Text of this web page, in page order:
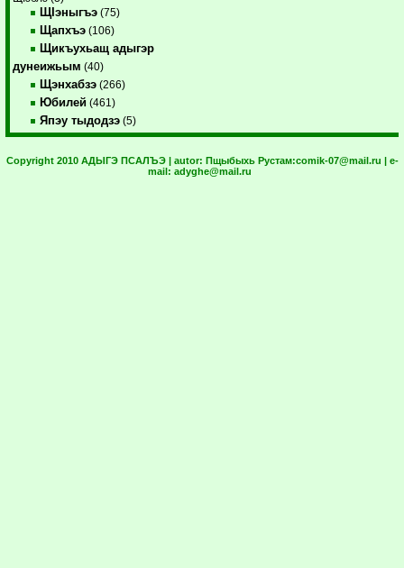
ЩIэныгъэ (75)
Щапхъэ (106)
Щикъухьащ адыгэр
дунеижьым (40)
Щэнхабзэ (266)
Юбилей (461)
Япэу тыдодзэ (5)
Copyright 2010 АДЫГЭ ПСАЛЪЭ | autor: Пщыбыхь Рустам:comik-07@mail.ru | e-
mail: adyghe@mail.ru